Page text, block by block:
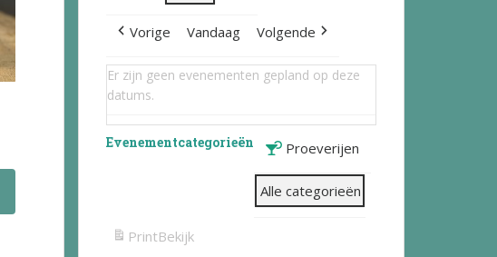
Vorige Vandaag Volgende
Er zijn geen evenementen gepland op deze
datums.
Evenementcategorieën Proeverijen
Alle categorieën
PrintBekijk